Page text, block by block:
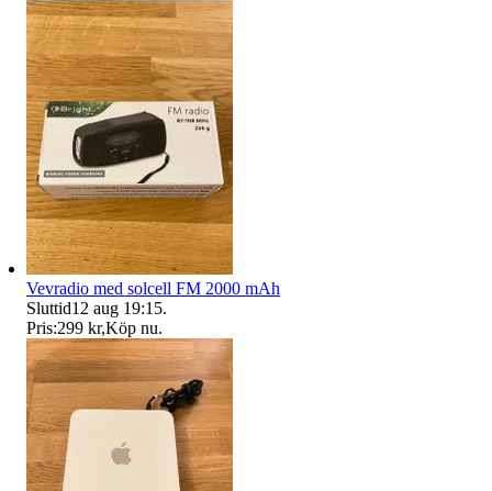
Vevradio med solcell FM 2000 mAh
Sluttid12 aug 19:15.
Pris:299 kr,Köp nu.